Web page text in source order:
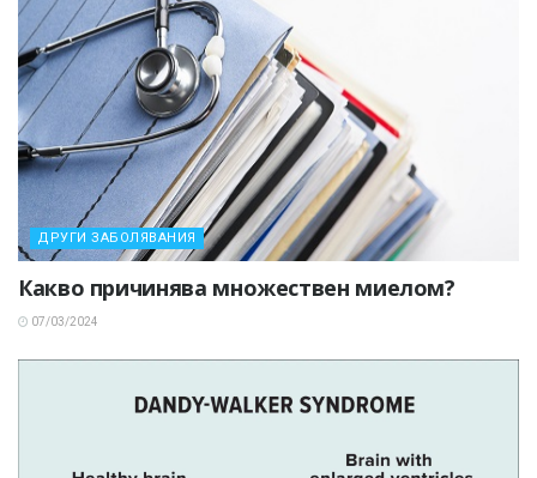
ДРУГИ ЗАБОЛЯВАНИЯ
Какво причинява множествен миелом?
07/03/2024